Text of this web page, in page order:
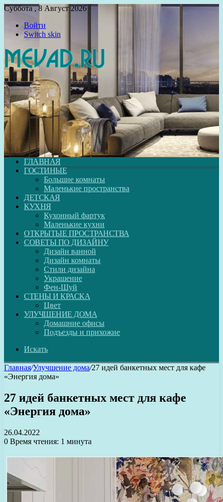
Суббота , 8 Август 2026
Войти
Switch skin
ГЛАВНАЯ
ГОСТИНЫЕ
Большие комнаты
Маленькие пространства
ДЕТСКАЯ
КУХНЯ
Кухонный фартук
Маленькие кухни
ОТКРЫТЫЕ ПРОСТРАНСТВА
СОВЕТЫ ПО ДИЗАЙНУ
Дизайн ванной
Дизайн комнаты
Стили дизайна
Украшение
Фен-Шуй
СТЕНЫ И КРАСКА
Цвет
УЛУЧШЕНИЕ ДОМА
Домашние офисы
Подъезды и прихожие
Искать
Главная/Улучшение дома/27 идей банкетных мест для кафе
«Энергия дома»
27 идей банкетных мест для кафе
«Энергия дома»
26.04.2022
0 Время чтения: 1 минута